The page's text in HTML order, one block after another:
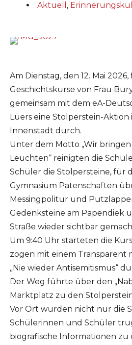
Aktuell ,
Am Dienstag, den 12. Mai
Geschichtskurse von Frau
gemeinsam mit dem eA-
Lüers eine Stolperstein-
Innenstadt durch.
Unter dem Motto „Wir
Leuchten“ reinigten die
Schüler die Stolpersteine, für
Gymnasium Patenschaften
Messingpolitur und
Gedenksteine am Papendiek
Straße wieder sichtbar
Um 9:40 Uhr starteten die
zogen mit einem Transparent
„Nie wieder Antisemitismus“
Der Weg führte über den
Marktplatz zu den
Vor Ort wurden nicht nur die
Schülerinnen und Schüler
biografische Informationen zu